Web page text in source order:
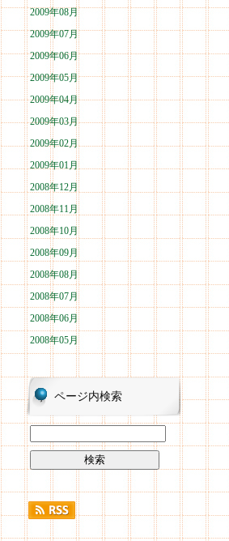
2009年08月
2009年07月
2009年06月
2009年05月
2009年04月
2009年03月
2009年02月
2009年01月
2008年12月
2008年11月
2008年10月
2008年09月
2008年08月
2008年07月
2008年06月
2008年05月
ページ内検索